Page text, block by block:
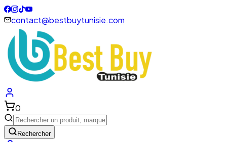
contact@bestbuytunisie.com
0
Rechercher